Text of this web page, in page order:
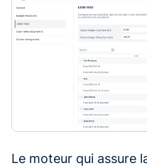
Le moteur qui assure